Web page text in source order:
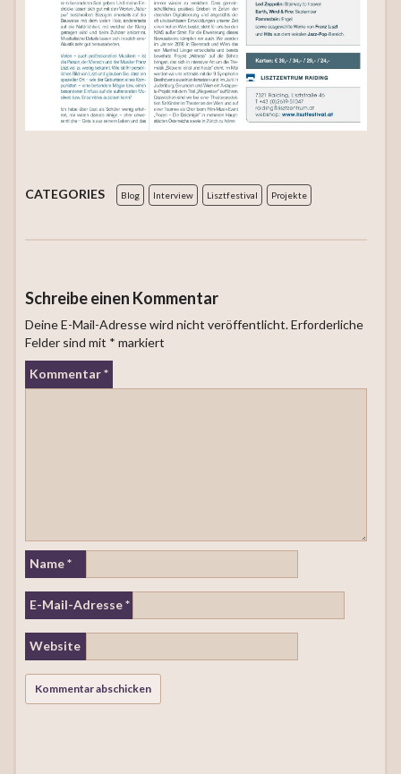
CATEGORIES Blog Interview Lisztfestival Projekte
Schreibe einen Kommentar
Deine E-Mail-Adresse wird nicht veröffentlicht.Erforderliche
Felder sind mit * markiert
Kommentar*
Name*
E-Mail-Adresse*
Website